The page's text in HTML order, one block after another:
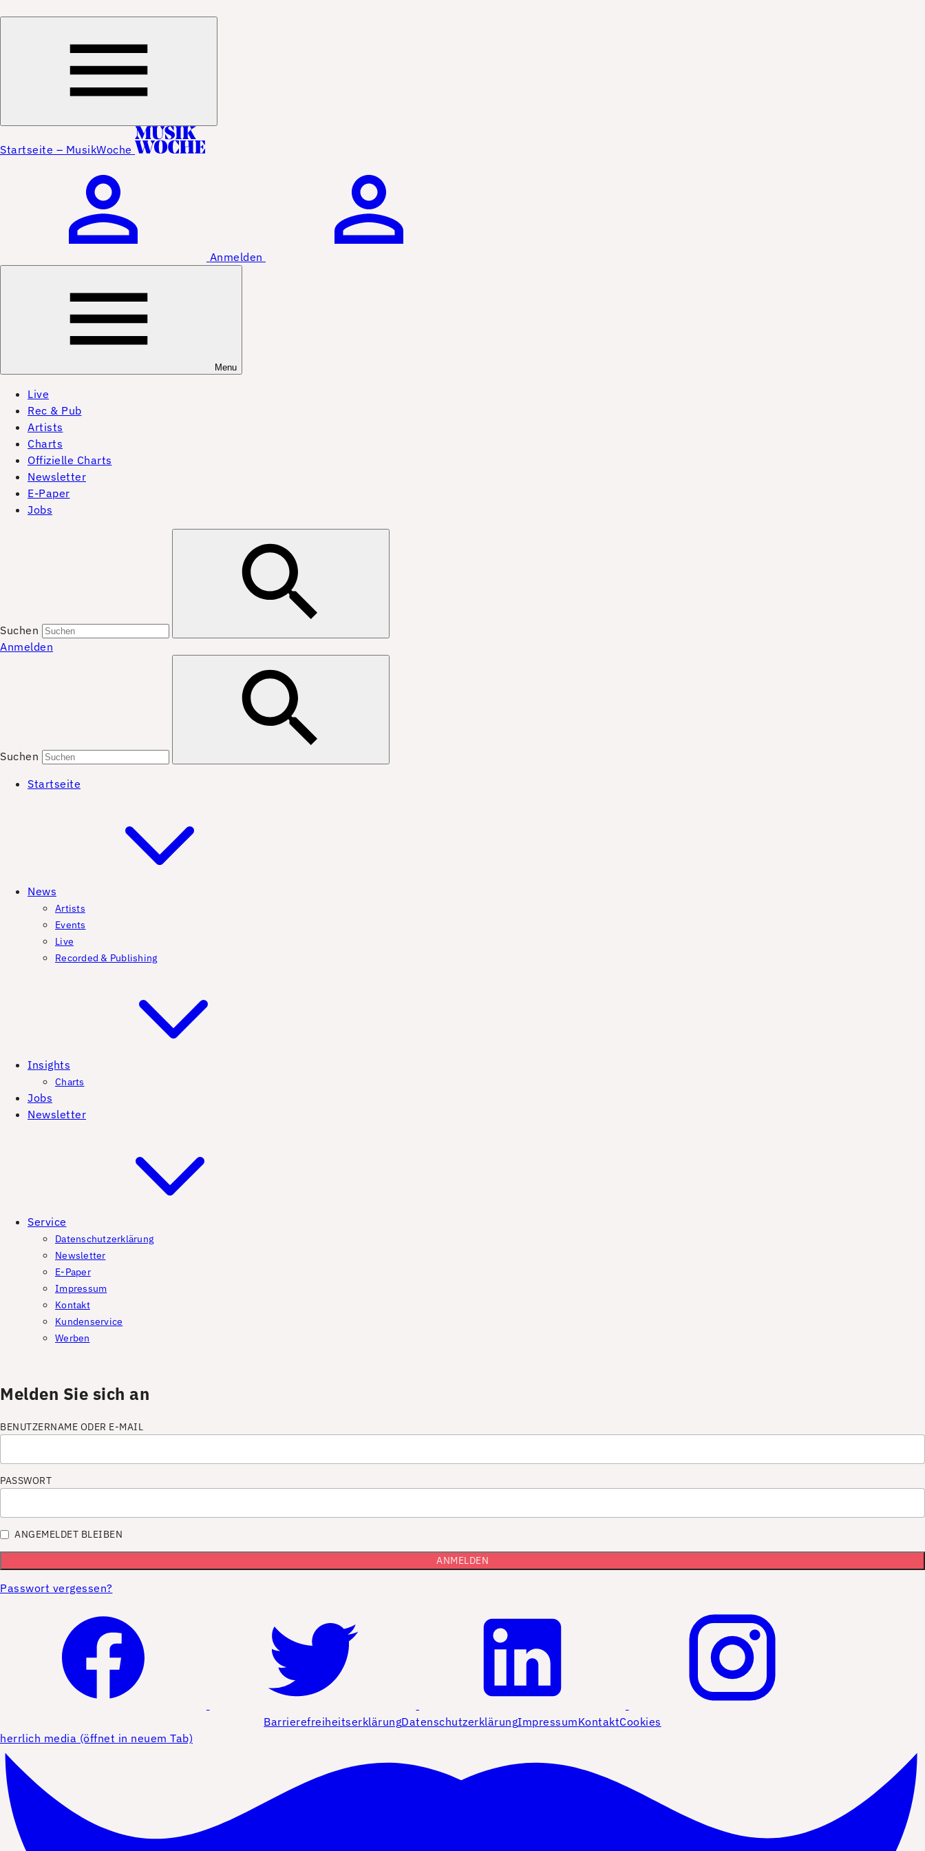
Startseite – MusikWoche
Anmelden
Menu
Live
Rec & Pub
Artists
Charts
Offizielle Charts
Newsletter
E-Paper
Jobs
Suchen
Anmelden
Suchen
Startseite
News
Artists
Events
Live
Recorded & Publishing
Insights
Charts
Jobs
Newsletter
Service
Datenschutzerklärung
Newsletter
E-Paper
Impressum
Kontakt
Kundenservice
Werben
Melden Sie sich an
BENUTZERNAME ODER E-MAIL
PASSWORT
ANGEMELDET BLEIBEN
Passwort vergessen?
BarrierefreiheitserklärungDatenschutzerklärungImpressumKontaktCookies
herrlich media (öffnet in neuem Tab)